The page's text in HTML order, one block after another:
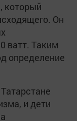
который
Он
ватт. Таким
определение
и дети